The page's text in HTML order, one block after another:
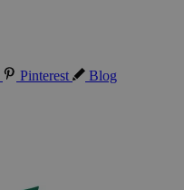
Pinterest Blog